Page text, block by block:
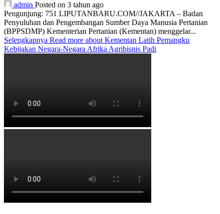
admin Posted on 3 tahun ago
Pengunjung: 751 LIPUTANBARU.COM//JAKARTA – Badan
Penyuluhan dan Pengembangan Sumber Daya Manusia Pertanian
(BPPSDMP) Kementerian Pertanian (Kementan) menggelar...
Selengkapnya Read more about Kementan Latih Pemangku
Kebijakan Negara-Negara Afrika Agribisnis Padi